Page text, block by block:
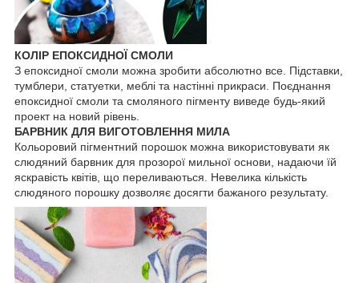
КОЛІР ЕПОКСИДНОЇ СМОЛИ
З епоксидної смоли можна зробити абсолютно все. Підставки,
тумблери, статуетки, меблі та настінні прикраси. Поєднання
епоксидної смоли та смоляного пігменту виведе будь-який
проект на новий рівень.
БАРВНИК ДЛЯ ВИГОТОВЛЕННЯ МИЛА
Кольоровий пігментний порошок можна використовувати як
слюдяний барвник для прозорої мильної основи, надаючи їй
яскравість квітів, що переливаються. Невелика кількість
слюдяного порошку дозволяє досягти бажаного результату.